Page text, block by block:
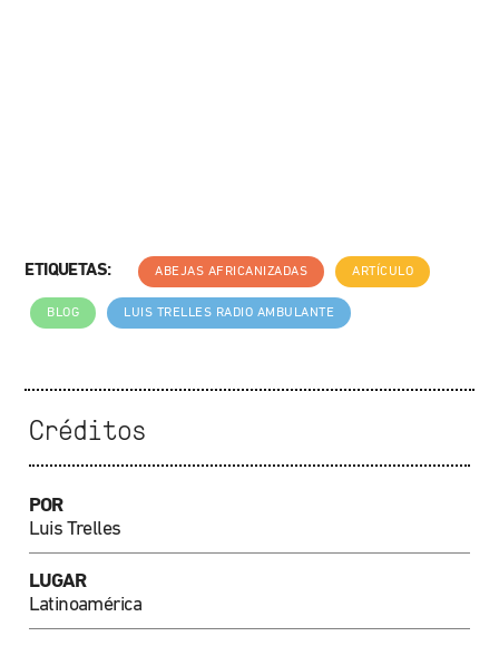
ETIQUETAS: ABEJAS AFRICANIZADAS ARTÍCULO
BLOG LUIS TRELLES RADIO AMBULANTE
Créditos
POR
Luis Trelles
LUGAR
Latinoamérica